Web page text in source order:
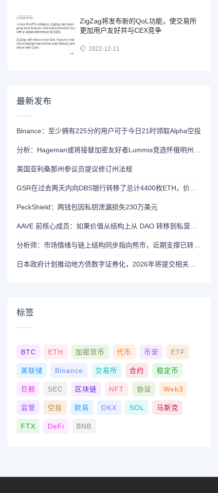
ZigZag将发布新的QoL功能，使交易所
更加用户友好并与CEX竞争
2022-12-11
最新发布
Binance：至少拥有225分的用户可于今日21时领取Alpha空投
美国亚利桑那州参议员提议修订州法规
PeckShield：两钱包因私钥泄漏损失230万美元
标签
BTC ETH 加密货币 代币 币安 ETF
美联储 Binance 交易所 合约 稳定币
巨鲸 SEC 区块链 NFT 协议 Web3
监管 空投 欧易 OKX SOL 马斯克
FTX DeFi BNB